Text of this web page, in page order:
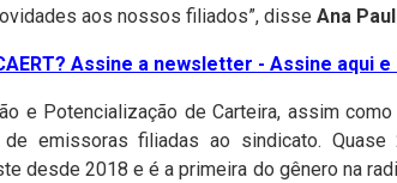
aos nossos filiados”, disse Ana
Assine a newsletter - Assine aqui
e Potencialização de Carteira, assim
emissoras filiadas ao sindicato.
desde 2018 e é a primeira do gênero na